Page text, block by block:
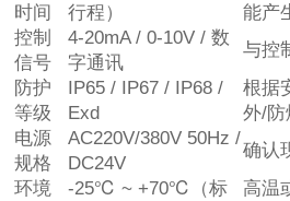
时间
行程）
能产
控制
信号
4-20mA / 0-10V / 数
字通讯
与控
防护
等级
IP65 / IP67 / IP68 /
Exd
根据
外/防
电源
规格
AC220V/380V 50Hz /
DC24V
确认
环境
-25℃ ~ +70℃（标
高温